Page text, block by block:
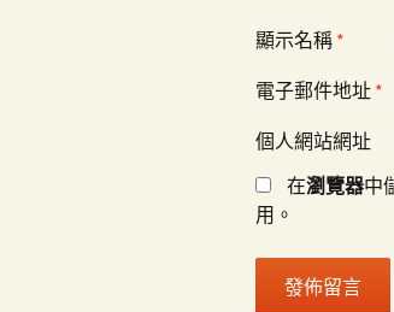
顯示名稱 *
電子郵件地址 *
個人網站網址
在瀏覽器中
用。